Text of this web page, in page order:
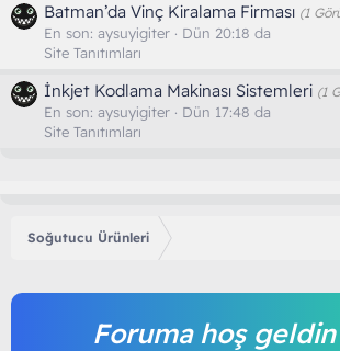
Batman’da Vinç Kiralama Firması (1
En son: aysuyigiter
Dün 20:18 da
Site Tanıtımları
İnkjet Kodlama Makinası Sistemleri (1
En son: aysuyigiter
Dün 17:48 da
Site Tanıtımları
Soğutucu Ürünleri
Foruma hoş geldin